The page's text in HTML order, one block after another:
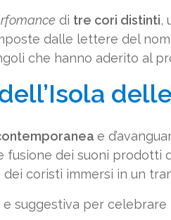
di tre cori distinti,
dalle lettere del
che hanno aderito al
e
fusione dei suoni prodotti
coristi immersi in un
e suggestiva per celebrare